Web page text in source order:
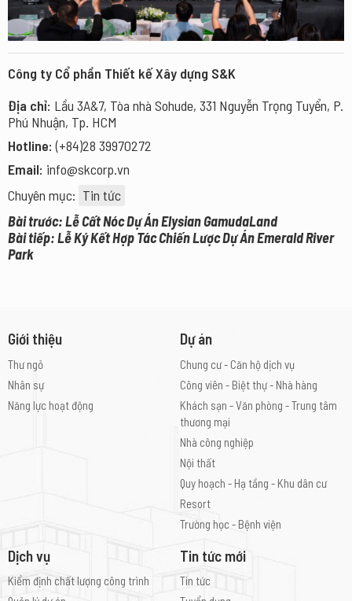
Công ty Cổ phần Thiết kế Xây dựng S&K
Địa chỉ: Lầu 3A&7, Tòa nhà Sohude, 331 Nguyễn Trọng Tuyển, P.
Phú Nhuận, Tp. HCM
Hotline:(+84)28 39970272
Email: info@skcorp.vn
Chuyên mục: Tin tức
Bài trước: Lễ Cất Nóc Dự Án Elysian GamudaLand
Bài tiếp: Lễ Ký Kết Hợp Tác Chiến Lược Dự Án Emerald River
Park
Giới thiệu
Thư ngỏ
Nhân sự
Năng lực hoạt động
Dự án
Chung cư - Căn hộ dịch vụ
Công viên - Biệt thự - Nhà hàng
Khách sạn - Văn phòng - Trung tâm
thương mại
Nhà công nghiệp
Nội thất
Quy hoạch - Hạ tầng - Khu dân cư
Resort
Trường học - Bệnh viện
Dịch vụ
Kiểm định chất lượng công trình
Tin tức mới
Tin tức